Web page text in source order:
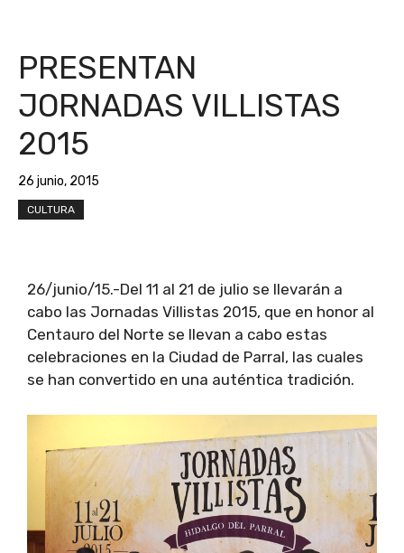
PRESENTAN
JORNADAS VILLISTAS
2015
26 junio, 2015
CULTURA
26/junio/15.-Del 11 al 21 de julio se llevarán a
cabo las Jornadas Villistas 2015, que en honor al
Centauro del Norte se llevan a cabo estas
celebraciones en la Ciudad de Parral, las cuales
se han convertido en una auténtica tradición.